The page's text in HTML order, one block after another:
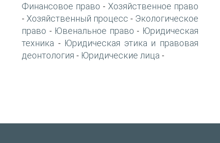
Финансовое право - Хозяйственное право
- Хозяйственный процесс - Экологическое
право - Ювенальное право - Юридическая
техника - Юридическая этика и правовая
деонтология - Юридические лица -